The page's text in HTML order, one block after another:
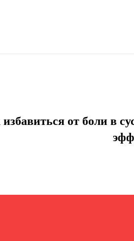
от боли в